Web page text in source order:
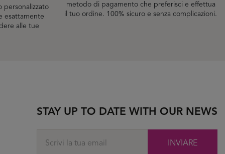
personalizzato
esattamente
alle tue
metodo di pagamento che preferisci e effettua
il tuo ordine. 100% sicuro e senza complicazioni.
STAY UP TO DATE WITH OUR NEWS
INVIARE